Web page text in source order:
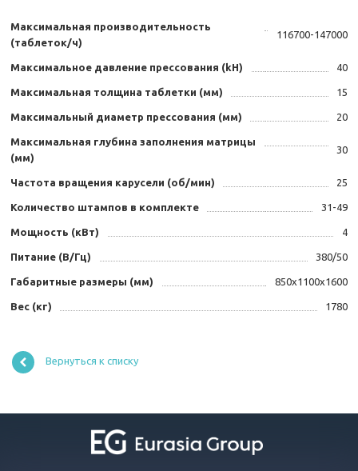
Максимальная производительность
(таблеток/ч)
116700-147000
Максимальное давление прессования (kH) 40
Максимальная толщина таблетки (мм) 15
Максимальный диаметр прессования (мм) 20
Максимальная глубина заполнения матрицы
(мм)
30
Частота вращения карусели (об/мин) 25
Количество штампов в комплекте 31-49
Мощность (кВт) 4
Питание (В/Гц) 380/50
Габаритные размеры (мм) 850x1100x1600
Вес (кг) 1780
Вернуться к списку